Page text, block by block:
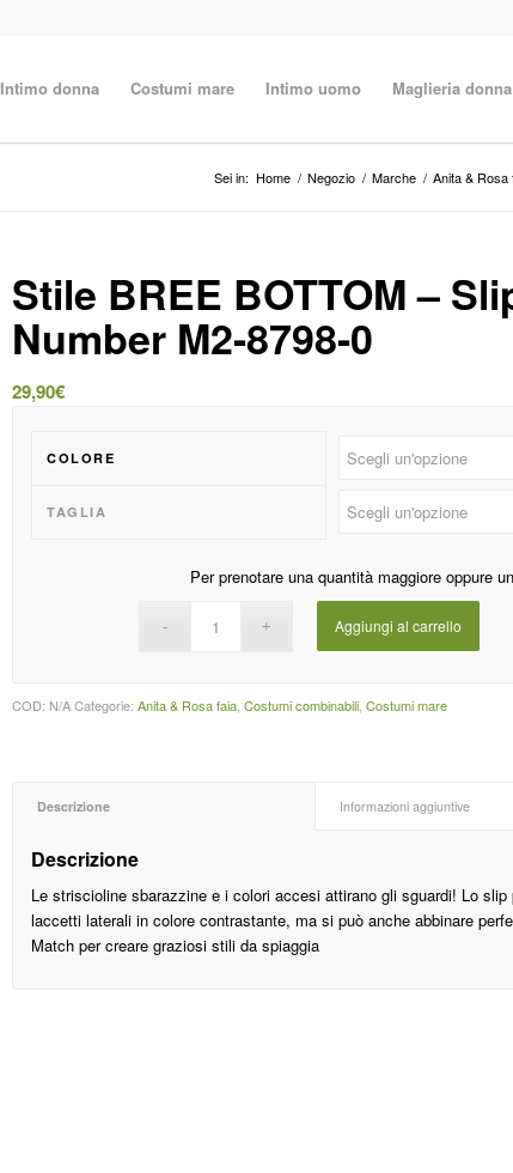
Intimo donna Costumi mare Intimo uomo Maglieria donna
Sei in: Home / Negozio / Marche / Anita & Rosa
Stile BREE BOTTOM –
Number M2-8798-0
29,90€
COLORE
TAGLIA
Per prenotare una quantità maggiore oppure
Aggiungi al carrello
COD: N/A Categorie:Anita & Rosa faia ,Costumi combinabili ,Costumi mare
Descrizione Informazioni aggiuntive
Descrizione
Le striscioline sbarazzine e i colori accesi attirano gli sguardi! Lo
laccetti laterali in colore contrastante, ma si può anche abbinare
Match per creare graziosi stili da spiaggia